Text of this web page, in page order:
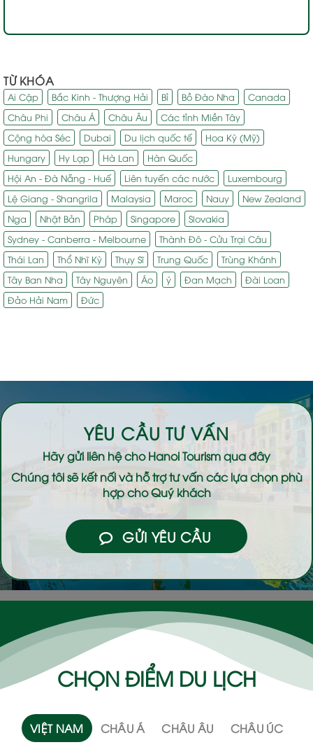
TỪ KHÓA
Ai Cập Bắc Kinh - Thượng Hải Bỉ Bồ Đào Nha
Canada
Châu Phi
Châu Á Châu Âu
Các tỉnh Miền Tây
Cộng hòa Séc
Dubai Du lịch quốc tế
Hoa Kỳ (Mỹ)
Hungary
Hy Lạp Hà Lan
Hàn Quốc
Hội An - Đà Nẵng - Huế
Liên tuyến các nước
Luxembourg
Lệ Giang - Shangrila
Malaysia Maroc Nauy
New Zealand
Nga
Nhật Bản Pháp Singapore
Slovakia
Sydney - Canberra - Melbourne
Thành Đô - Cửu Trại Câu
Thái Lan
Thổ Nhĩ Kỳ Thụy Sĩ Trung Quốc
Trùng Khánh
Tây Ban Nha
Tây Nguyên Áo ý Đan Mạch
Đài Loan
Đảo Hải Nam
Đức
YÊU CẦU TƯ VẤN
Hãy gửi liên hệ choHanoi Tourismqua đây
Chúng tôi sẽ kết nối và hỗ trợ tư vấn các lựa chọn phù
hợp cho Quý khách
GỬI YÊU CẦU
CHỌN ĐIỂM DU LỊCH
VIỆT NAM CHÂU Á CHÂU ÂU
CHÂU ÚC